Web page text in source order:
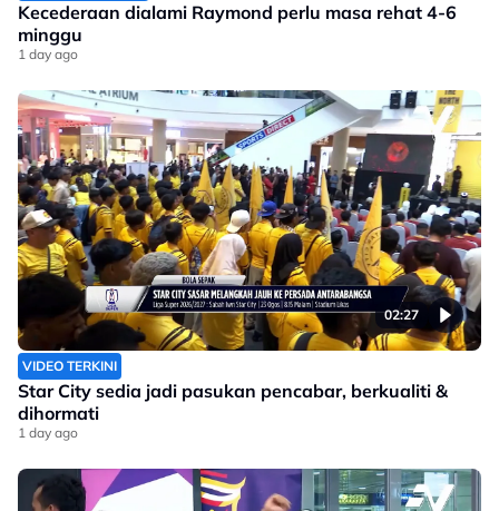
Kecederaan dialami Raymond perlu masa rehat 4-6
minggu
1 day ago
02:27
VIDEO TERKINI
Star City sedia jadi pasukan pencabar, berkualiti &
dihormati
1 day ago